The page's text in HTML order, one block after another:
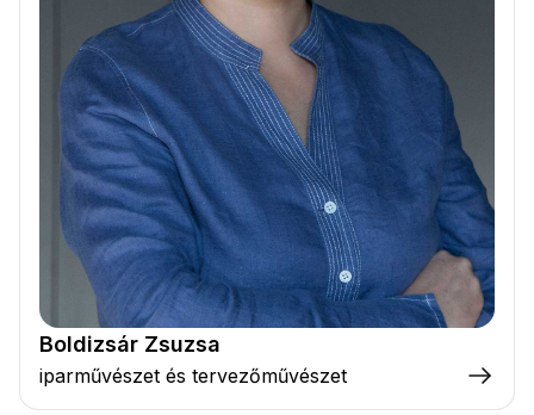
Boldizsár Zsuzsa
iparművészet és tervezőművészet